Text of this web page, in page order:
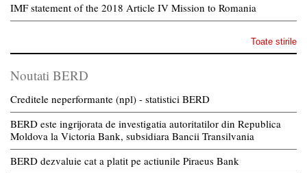
IMF statement of the 2018 Article IV Mission to Romania
Toate stirile
Noutati BERD
Creditele neperformante (npl) - statistici BERD
BERD este ingrijorata de investigatia autoritatilor din Republica
Moldova la Victoria Bank, subsidiara Bancii Transilvania
BERD dezvaluie cat a platit pe actiunile Piraeus Bank